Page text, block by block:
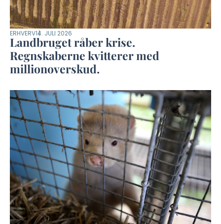
ERHVERV14. JULI 2026
Landbruget råber krise.
Regnskaberne kvitterer med
millionoverskud.